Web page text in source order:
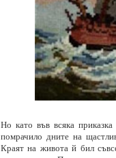
Но като във всяка
помрачило дните на
Краят на живота й бил